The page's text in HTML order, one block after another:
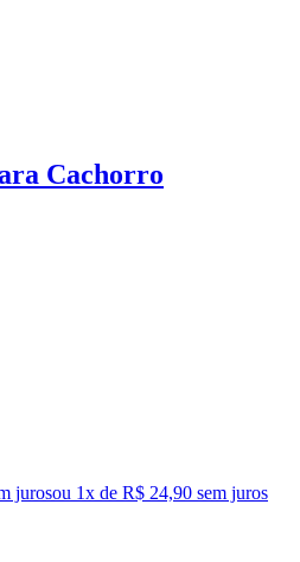
Cachorro
jurosou 1x de R$ 24,90 sem juros